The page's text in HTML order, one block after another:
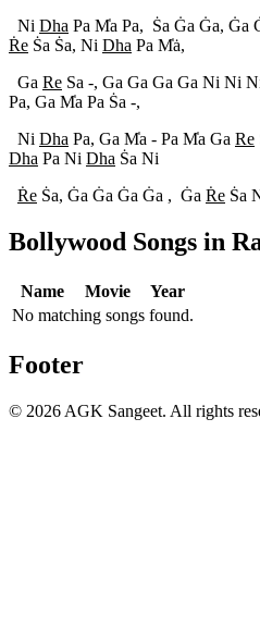
Ni Dha Pa Ma Pa, Sa Ga Ga, Ga
Re Sa Sa, Ni Dha Pa Ma,
Ga Re Sa -, Ga Ga Ga Ga Ni Ni
Pa, Ga Ma Pa Sa -,
Ni Dha Pa, Ga Ma - Pa Ma Ga Re
Dha Pa Ni Dha Sa Ni
Re Sa, Ga Ga Ga Ga , Ga Re Sa
Bollywood Songs in
Name Movie
Year
No matching songs found.
Footer
© 2026 AGK Sangeet. All rights